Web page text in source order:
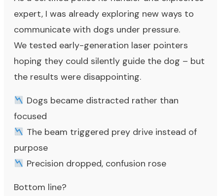
expert, I was already exploring new ways to
communicate with dogs under pressure.
We tested early-generation laser pointers
hoping they could silently guide the dog – but
the results were disappointing.
Dogs became distracted rather than
focused
The beam triggered prey drive instead of
purpose
Precision dropped, confusion rose
Bottom line?